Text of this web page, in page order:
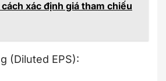
xác định giá tham chiếu
(Diluted EPS):